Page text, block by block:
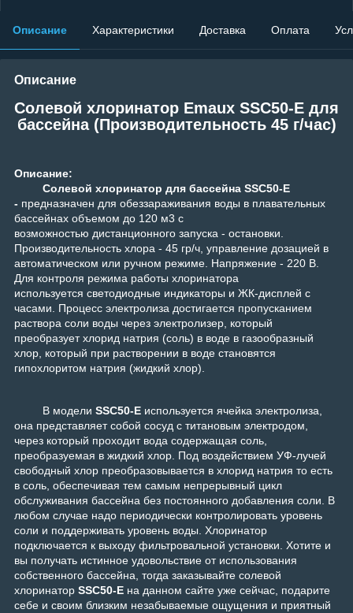
Описание Характеристики Доставка Оплата
Описание
Солевой хлоринатор Emaux SSC50-E для
бассейна (Производительность 45 г/час)
Описание:
Солевой хлоринатор для бассейна SSC50-E
- предназначен для обеззараживания воды в плавательных
бассейнах объемом до 120 м3 с
возможностью дистанционного запуска - остановки.
Производительность хлора - 45 гр/ч, управление дозацией в
автоматическом или ручном режиме. Напряжение - 220 В.
Для контроля режима работы хлоринатора
используется светодиодные индикаторы и ЖК-дисплей с
часами. Процесс электролиза достигается пропусканием
раствора соли воды через электролизер, который
преобразует хлорид натрия (соль) в воде в газообразный
хлор, который при растворении в воде становятся
гипохлоритом натрия (жидкий хлор).
В модели SSC50-E используется ячейка электролиза,
она представляет собой сосуд с титановым электродом,
через который проходит вода содержащая соль,
преобразуемая в жидкий хлор. Под воздействием УФ-лучей
свободный хлор преобразовывается в хлорид натрия то есть
в соль, обеспечивая тем самым непрерывный цикл
обслуживания бассейна без постоянного добавления соли. В
любом случае надо периодически контролировать уровень
соли и поддерживать уровень воды. Хлоринатор
подключается к выходу фильтровальной установки. Хотите и
вы получать истинное удовольствие от использования
собственного бассейна, тогда заказывайте солевой
хлоринатор SSC50-E на данном сайте уже сейчас, подарите
себе и своим близким незабываемые ощущения и приятный